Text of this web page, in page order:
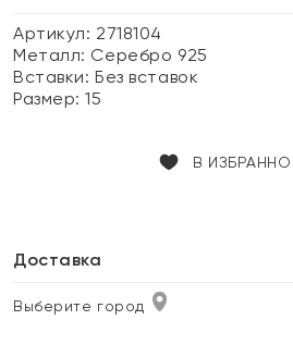
Артикул: 2718104
Металл: Серебро 925
Вставки:Без вставок
Размер:15
В
Доставка
Выберите город